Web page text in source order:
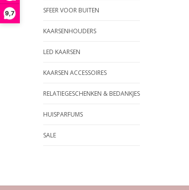
9,7 SFEER VOOR BUITEN
KAARSENHOUDERS
LED KAARSEN
KAARSEN ACCESSOIRES
RELATIEGESCHENKEN & BEDANKJES
HUISPARFUMS
SALE